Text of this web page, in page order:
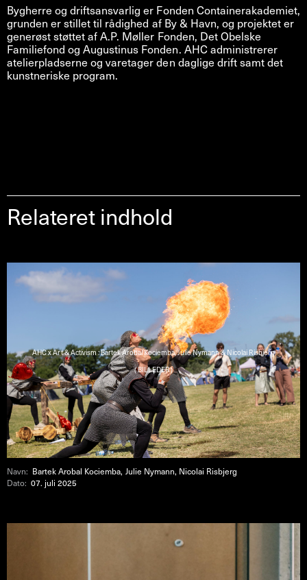
Bygherre og driftsansvarlig er Fonden Containerakademiet,
grunden er stillet til rådighed af By & Havn, og projektet er
generøst støttet af A.P. Møller Fonden, Det Obelske
Familiefond og Augustinus Fonden. AHC administrerer
atelierpladserne og varetager den daglige drift samt det
kunstneriske program.
Relateret indhold
AHC x Art & Activism : Bartek Arobal Kociemba, Julie Nymann & Nicolai Risbjerg
( BILLEDER )
Navn: Bartek Arobal Kociemba, Julie Nymann, Nicolai Risbjerg
Dato:07. juli 2025